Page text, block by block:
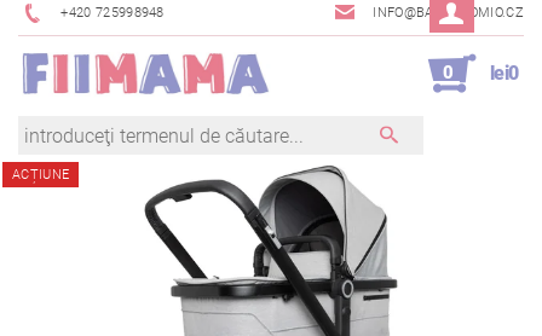
+420 725998948 INFO@BAMBINOMIO.CZ
0 lei0
ACȚIUNE